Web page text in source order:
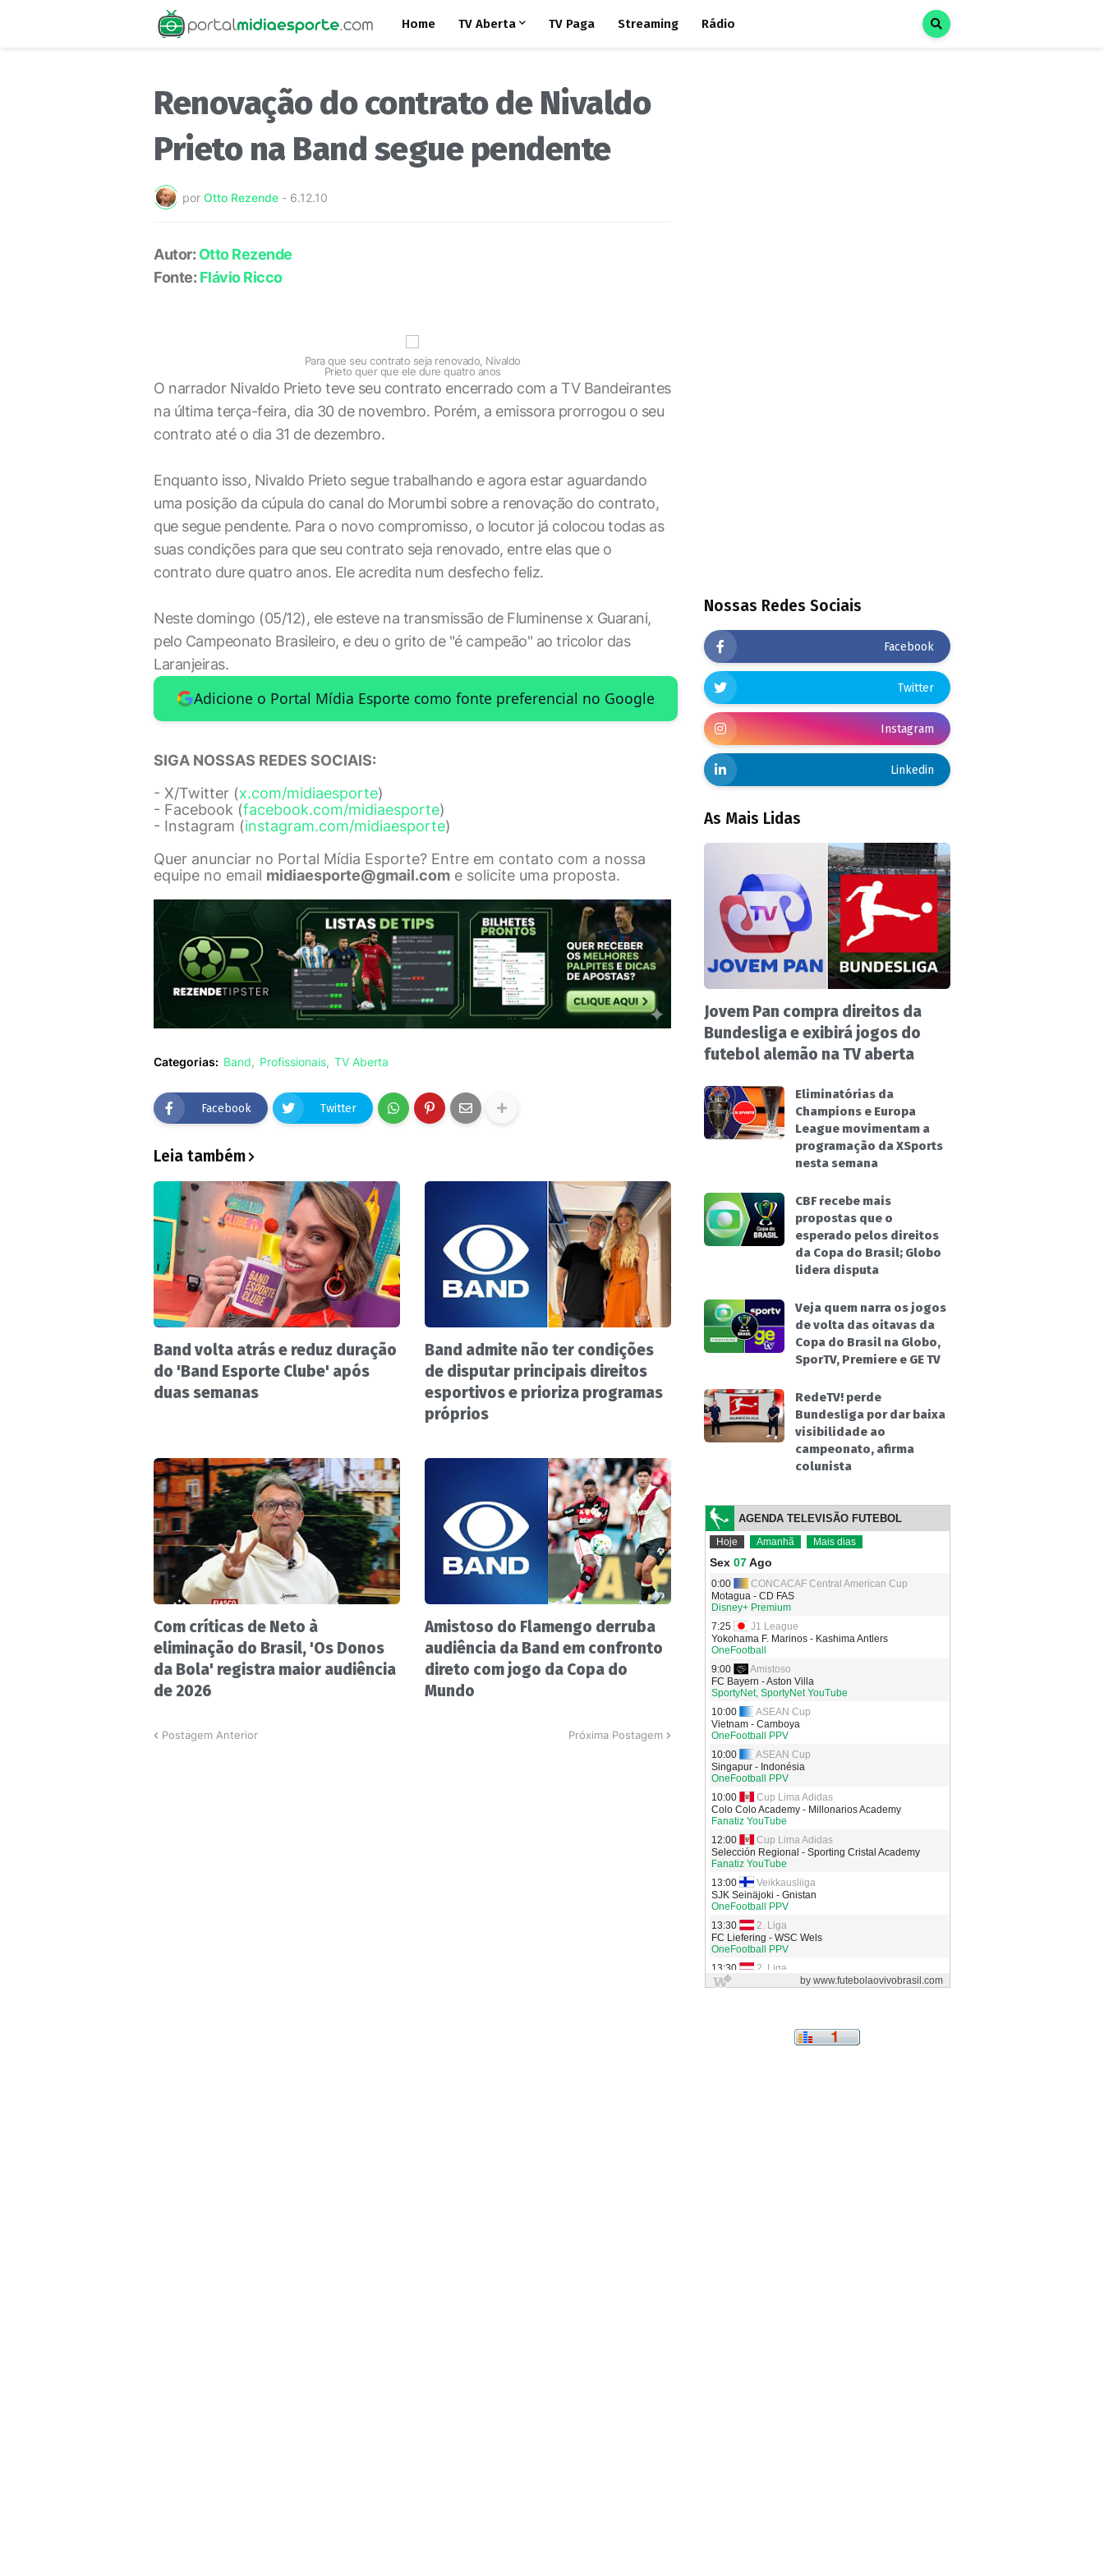
Home TV Aberta TV Paga Streaming Rádio
Renovação do contrato de Nivaldo
Prieto na Band segue pendente
por Otto Rezende - 6.12.10
Autor: Otto Rezende
Fonte: Flávio Ricco
Para que seu contrato seja renovado, Nivaldo
Prieto quer que ele dure quatro anos
O narrador Nivaldo Prieto teve seu contrato encerrado com a TV Bandeirantes
na última terça-feira, dia 30 de novembro. Porém, a emissora prorrogou o seu
contrato até o dia 31 de dezembro.
Enquanto isso, Nivaldo Prieto segue trabalhando e agora estar aguardando
uma posição da cúpula do canal do Morumbi sobre a renovação do contrato,
que segue pendente. Para o novo compromisso, o locutor já colocou todas as
suas condições para que seu contrato seja renovado, entre elas que o
contrato dure quatro anos. Ele acredita num desfecho feliz.
Neste domingo (05/12), ele esteve na transmissão de Fluminense x Guarani,
pelo Campeonato Brasileiro, e deu o grito de "é campeão" ao tricolor das
Laranjeiras.
Adicione o Portal Mídia Esporte como fonte preferencial no Google
SIGA NOSSAS REDES SOCIAIS:
- X/Twitter (x.com/midiaesporte)
- Facebook (facebook.com/midiaesporte)
- Instagram (instagram.com/midiaesporte)
Quer anunciar no Portal Mídia Esporte? Entre em contato com a nossa
equipe no email midiaesporte@gmail.com e solicite uma proposta.
Categorias: Band Profissionais TV Aberta
Facebook Twitter
Leia também
Band volta atrás e reduz duração
do 'Band Esporte Clube' após
duas semanas
Band admite não ter condições
de disputar principais direitos
esportivos e prioriza programas
próprios
Com críticas de Neto à
eliminação do Brasil, 'Os Donos
da Bola' registra maior audiência
de 2026
Amistoso do Flamengo derruba
audiência da Band em confronto
direto com jogo da Copa do
Mundo
Postagem Anterior Próxima Postagem
Nossas Redes Sociais
Facebook
Twitter
Instagram
Linkedin
As Mais Lidas
Jovem Pan compra direitos da
Bundesliga e exibirá jogos do
futebol alemão na TV aberta
Eliminatórias da
Champions e Europa
League movimentam a
programação da XSports
nesta semana
CBF recebe mais
propostas que o
esperado pelos direitos
da Copa do Brasil; Globo
lidera disputa
Veja quem narra os jogos
de volta das oitavas da
Copa do Brasil na Globo,
SporTV, Premiere e GE TV
RedeTV! perde
Bundesliga por dar baixa
visibilidade ao
campeonato, afirma
colunista